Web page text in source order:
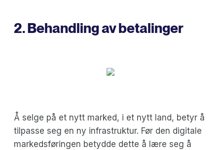
2. Behandling av betalinger
Å selge på et nytt marked, i et nytt land, betyr å
tilpasse seg en ny infrastruktur. Før den digitale
markedsføringen betydde dette å lære seg å